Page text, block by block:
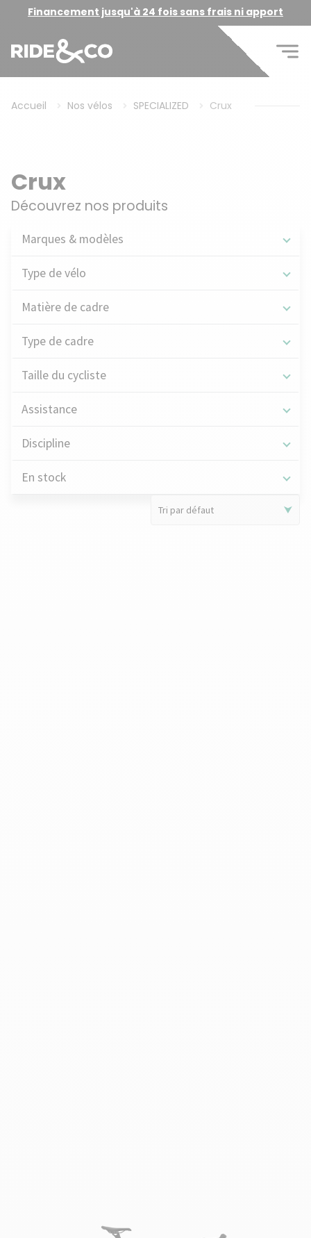
Financement jusqu'à 24 fois sans frais ni apport
Accueil Nos vélos SPECIALIZED Crux
Crux
Découvrez nos produits
Marques & modèles
Type de vélo
Matière de cadre
Type de cadre
Taille du cycliste
Assistance
Discipline
En stock